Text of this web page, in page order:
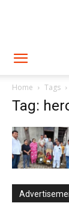
Home Tags
Tag: